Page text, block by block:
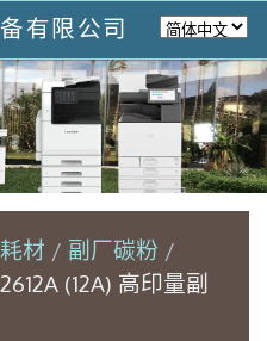
有限公司
材
副厂碳粉
(12A) 高印量副